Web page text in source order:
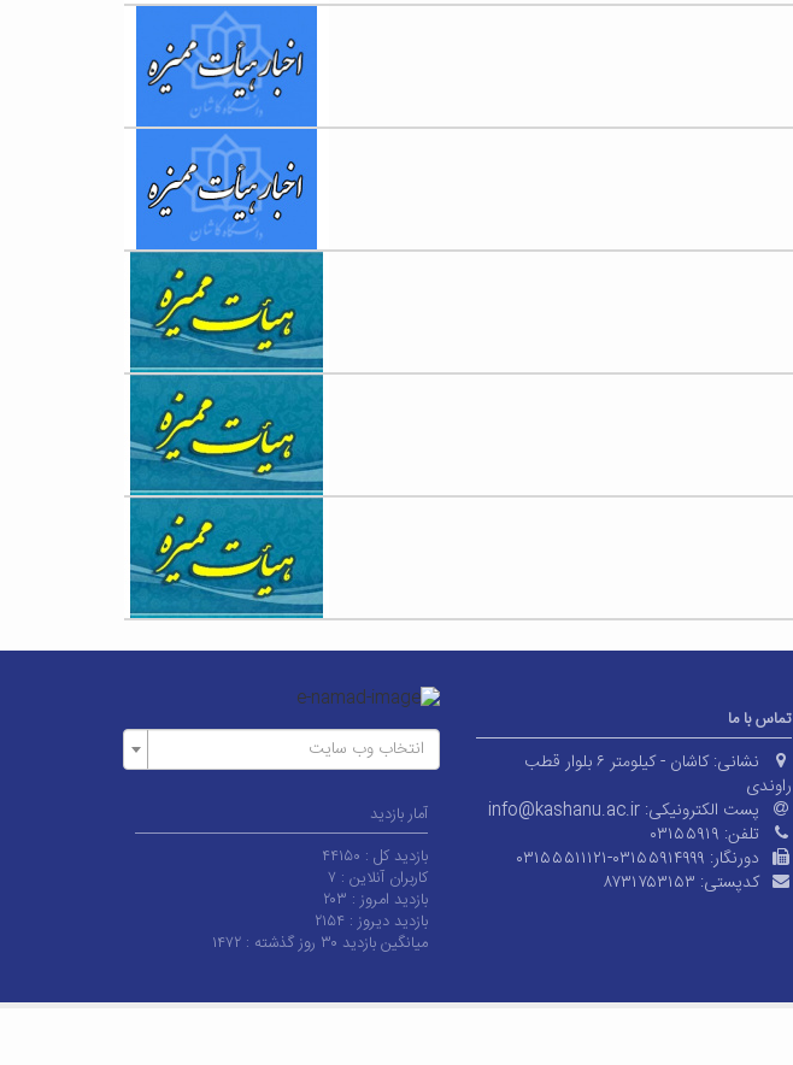
تماس با ما
نشانی:
کاشان - کیلومتر ۶ بلوار قطب
راوندی
پست الکترونیکی: info@kashanu.ac.ir
تلفن: ۰۳۱۵۵۹۱۹
دورنگار: ۰۳۱۵۵۵۱۱۱۲۱-۰۳۱۵۵۹۱۴۹۹۹
کدپستی: ۸۷۳۱۷۵۳۱۵۳
انتخاب وب سایت
آمار بازدید
بازدید کل : ۴۴۱۵۰
کاربران آنلاین : ۷
بازدید امروز : ۲۰۳
بازدید دیروز : ۲۱۵۴
میانگین بازدید ۳۰ روز گذشته :
۱۴۷۲